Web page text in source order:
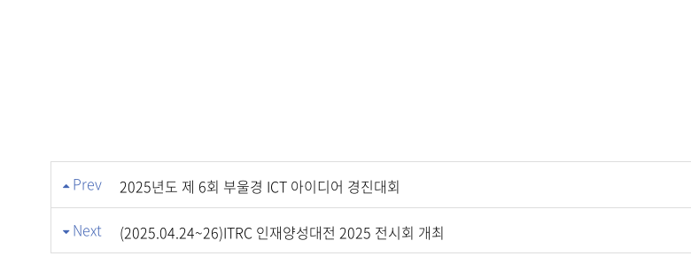
Prev 2025년도 제 6회 부울경 ICT 아이디어 경진대회
Next (2025.04.24~26)ITRC 인재양성대전 2025 전시회 개최